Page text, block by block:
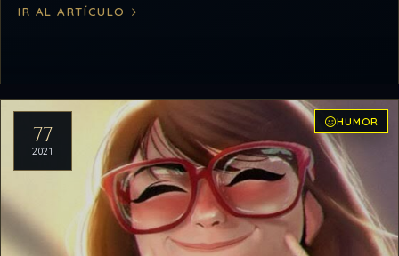
IR AL ARTÍCULO
77
2021
HUMOR